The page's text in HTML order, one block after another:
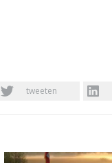
tweeten